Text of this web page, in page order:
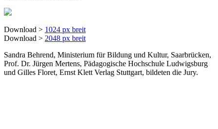
Download > 1024 px breit
Download > 2048 px breit
Sandra Behrend, Ministerium für Bildung und Kultur, Saarbrücken,
Prof. Dr. Jürgen Mertens, Pädagogische Hochschule Ludwigsburg
und Gilles Floret, Ernst Klett Verlag Stuttgart, bildeten die Jury.